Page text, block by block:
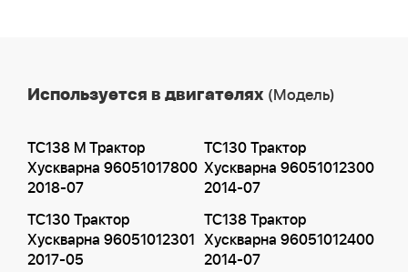
Используется в двигателях (Модель)
TC138 M Трактор
Хускварна 96051017800
2018-07
TC130 Трактор
Хускварна 96051012300
2014-07
TC130 Трактор
Хускварна 96051012301
2017-05
TC138 Трактор
Хускварна 96051012400
2014-07